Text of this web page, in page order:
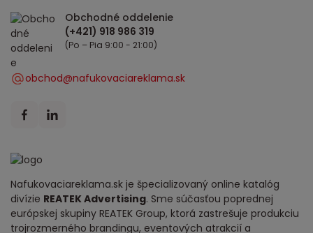
Nafukovaciareklama.sk je špecializovaný online katalóg
divízie REATEK Advertising. Sme súčasťou poprednej
európskej skupiny REATEK Group, ktorá zastrešuje produkciu
trojrozmerného brandingu, eventových atrakcií a
Obchodné oddelenie
(Po – Pia 9:00 - 21:00)
obchod@nafukovaciareklama.sk